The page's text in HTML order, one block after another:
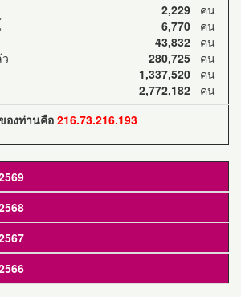
2,229 คน
6,770 คน
43,832 คน
280,725 คน
1,337,520 คน
2,772,182 คน
องท่านคือ 216.73.216.193